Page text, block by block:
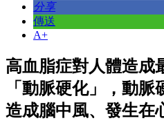
分享
傳送
A+
高血脂症對人體造成
「動脈硬化」，動
造成腦中風、發生在